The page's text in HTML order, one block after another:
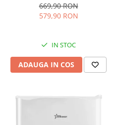
interioara, Compartiment
gheata, H 82 cm, Alb
669,90 RON
579,90 RON
IN STOC
ADAUGA IN COS